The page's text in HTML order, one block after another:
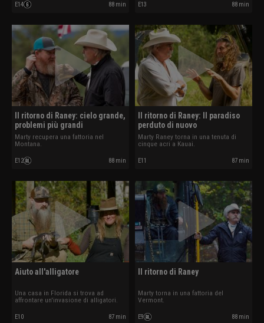
E14 88 min E13 88 min
Il ritorno di Raney: cielo grande,
problemi più grandi
Marty recupera una fattoria nel
Montana.
E12 88 min
Il ritorno di Raney: Il paradiso
perduto di nuovo
Marty Raney torna in una tenuta di
cinque acri a Kauai.
E11 87 min
Aiuto all'alligatore
Una casa in Florida si trova ad
affrontare un'invasione di alligatori.
E10 87 min
Il ritorno di Raney
Marty torna in una fattoria del
Vermont.
E9 88 min